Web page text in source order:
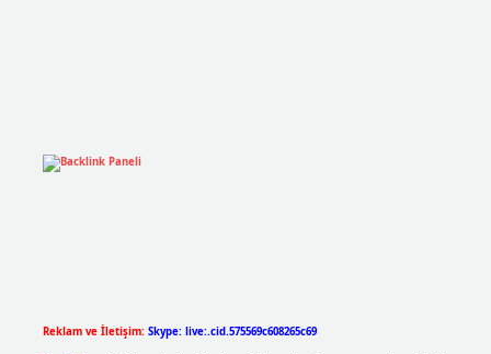
Reklam ve İletişim: Skype: live:.cid.575569c608265c69